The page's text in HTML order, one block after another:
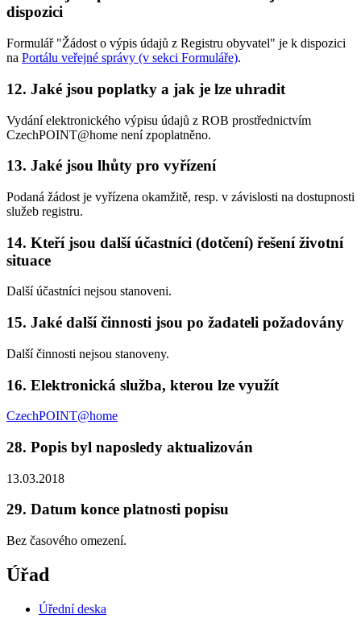
dispozici
Formulář "Žádost o výpis údajů z Registru obyvatel" je k dispozici
na Portálu veřejné správy (v sekci Formuláře).
12. Jaké jsou poplatky a jak je lze uhradit
Vydání elektronického výpisu údajů z ROB prostřednictvím
CzechPOINT@home není zpoplatněno.
13. Jaké jsou lhůty pro vyřízení
Podaná žádost je vyřízena okamžitě, resp. v závislosti na dostupnosti
služeb registru.
14. Kteří jsou další účastníci (dotčení) řešení životní
situace
Další účastníci nejsou stanoveni.
15. Jaké další činnosti jsou po žadateli požadovány
Další činnosti nejsou stanoveny.
16. Elektronická služba, kterou lze využít
CzechPOINT@home
28. Popis byl naposledy aktualizován
13.03.2018
29. Datum konce platnosti popisu
Bez časového omezení.
Úřad
Úřední deska